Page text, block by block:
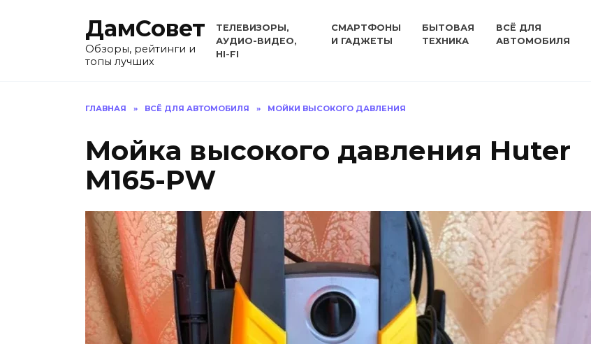
ДамСовет
Обзоры, рейтинги и
топы лучших
ТЕЛЕВИЗОРЫ,
АУДИО-ВИДЕО,
HI-FI
СМАРТФОНЫ
И ГАДЖЕТЫ
БЫТОВАЯ
ТЕХНИКА
ВСЁ ДЛЯ
АВТОМОБИЛЯ
ГЛАВНАЯ » ВСЁ ДЛЯ АВТОМОБИЛЯ » МОЙКИ ВЫСОКОГО ДАВЛЕНИЯ
Мойка высокого давления Huter
M165-PW